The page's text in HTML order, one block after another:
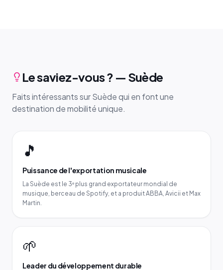
Le saviez-vous ? — Suède
Faits intéressants sur Suède qui en font une
destination de mobilité unique.
🎵
Puissance de l'exportation musicale
La Suède est le 3ᵉ plus grand exportateur mondial de
musique, berceau de Spotify, et a produit ABBA, Avicii et Max
Martin.
🌱
Leader du développement durable